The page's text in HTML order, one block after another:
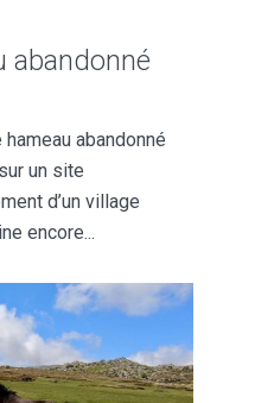
abandonné
abandonné
un site
d’un village
encore...